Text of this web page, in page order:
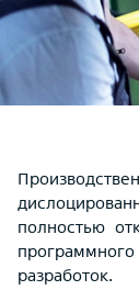
полностью
разработок.